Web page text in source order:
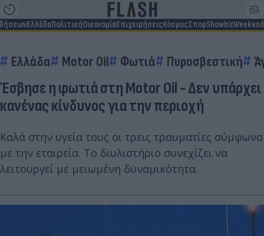
ΕλλάδαΠολιτικήΟικονομίαΕπιχειρήσειςΚόσμοςΣπορShowbizWeekend
Ελλάδα Motor Oil Φωτιά Πυροσβεστική
Έσβησε η φωτιά στη Motor Oil - Δεν υπάρχει
κανένας κίνδυνος για την περιοχή
Καλά στην υγεία τους οι τρεις τραυματίες σύμφωνα
με την εταιρεία. Το διυλιστήριο συνεχίζει να
λειτουργεί με μειωμένη δυναμικότητα.